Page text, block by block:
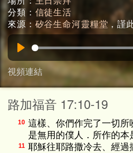
分類： 信徒生活
來源： 矽谷生命河靈糧堂，謹
視頻連結
路加福音 17:10-19
10 這樣、你們作完了一切所
是無用的僕人．所作的本
11 耶穌往耶路撒冷去、經過